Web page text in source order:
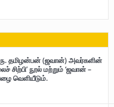
தமிழன்பன் (ஜவான்) அவர்களின்
சிற்பி’ நூல் மற்றும் ‘ஜவான் –
வெளியீடும்.